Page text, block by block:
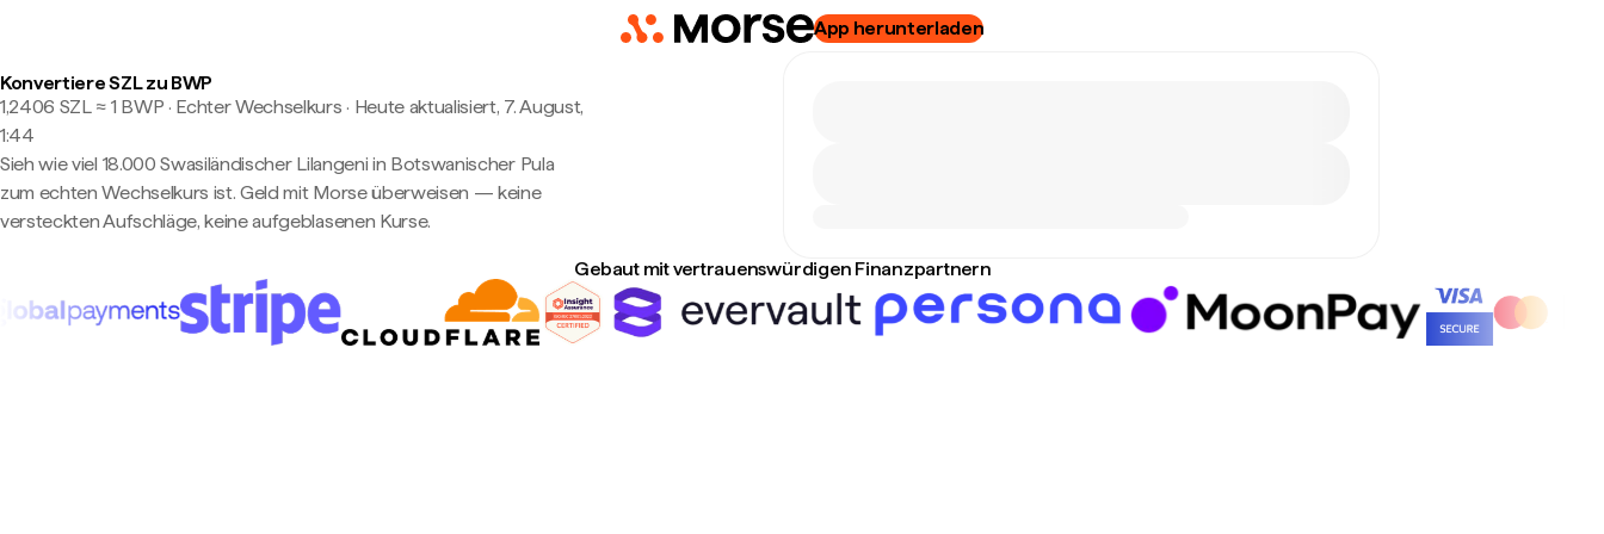
App herunterladen
Konvertiere SZL zu BWP
1,2406 SZL ≈ 1 BWP · Echter Wechselkurs · Heute aktualisiert, 7. August,
1:44
Sieh wie viel 18.000 Swasiländischer Lilangeni in Botswanischer Pula
zum echten Wechselkurs ist. Geld mit Morse überweisen — keine
versteckten Aufschläge, keine aufgeblasenen Kurse.
Gebaut mit vertrauenswürdigen Finanzpartnern